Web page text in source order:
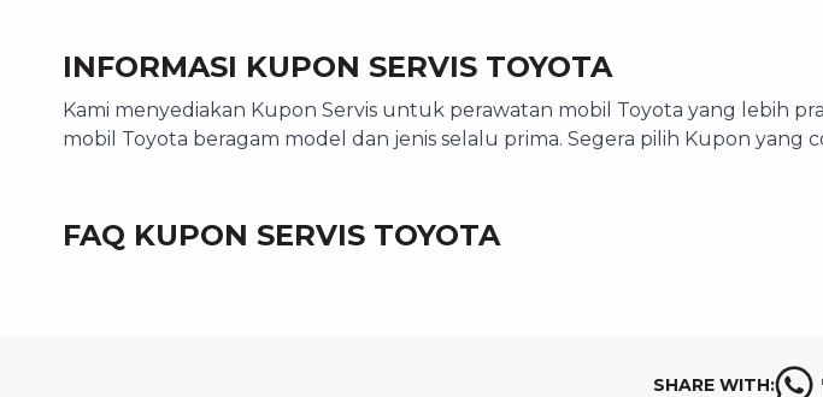
INFORMASI KUPON SERVIS TOYOTA
Kami menyediakan Kupon Servis untuk perawatan mobil Toyota yang lebih
mobil Toyota beragam model dan jenis selalu prima. Segera pilih Kupon
FAQ KUPON SERVIS TOYOTA
SHARE WITH: